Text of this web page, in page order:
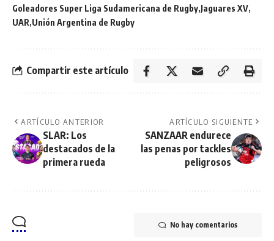
Goleadores Super Liga Sudamericana de Rugby Jaguares XV
UAR Unión Argentina de Rugby
Compartir este artículo
ARTÍCULO ANTERIOR
SLAR: Los
destacados de la
primera rueda
ARTÍCULO SIGUIENTE
SANZAAR endurece
las penas por tackles
peligrosos
No hay comentarios